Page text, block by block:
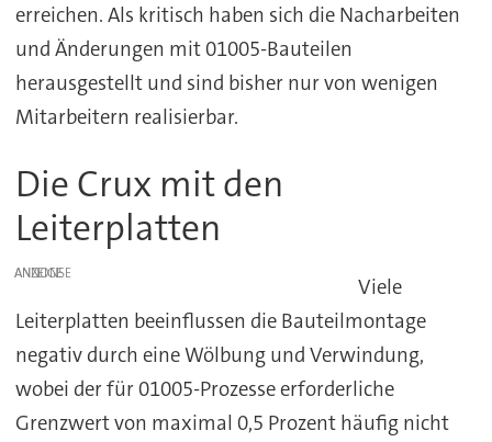
erreichen. Als kritisch haben sich die Nacharbeiten
und Änderungen mit 01005-Bauteilen
herausgestellt und sind bisher nur von wenigen
Mitarbeitern realisierbar.
Die Crux mit den
Leiterplatten
ANZEIGE
Viele
Leiterplatten beeinflussen die Bauteilmontage
negativ durch eine Wölbung und Verwindung,
wobei der für 01005-Prozesse erforderliche
Grenzwert von maximal 0,5 Prozent häufig nicht